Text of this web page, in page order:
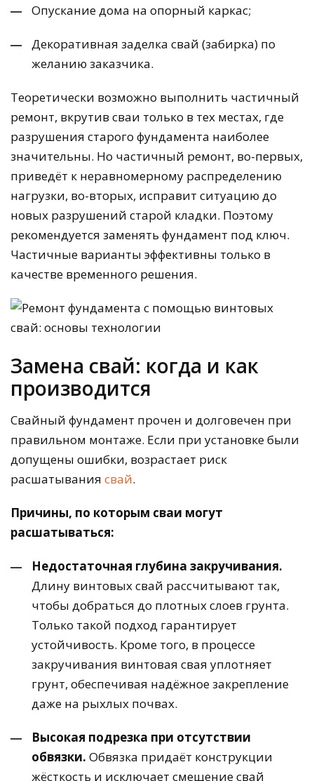
Опускание дома на опорный каркас;
Декоративная заделка свай (забирка) по
желанию заказчика.
Теоретически возможно выполнить частичный
ремонт, вкрутив сваи только в тех местах, где
разрушения старого фундамента наиболее
значительны. Но частичный ремонт, во-первых,
приведёт к неравномерному распределению
нагрузки, во-вторых, исправит ситуацию до
новых разрушений старой кладки. Поэтому
рекомендуется заменять фундамент под ключ.
Частичные варианты эффективны только в
качестве временного решения.
Замена свай: когда и как
производится
Свайный фундамент прочен и долговечен при
правильном монтаже. Если при установке были
допущены ошибки, возрастает риск
расшатывания свай.
Причины, по которым сваи могут
расшатываться:
Недостаточная глубина закручивания.
Длину винтовых свай рассчитывают так,
чтобы добраться до плотных слоев грунта.
Только такой подход гарантирует
устойчивость. Кроме того, в процессе
закручивания винтовая свая уплотняет
грунт, обеспечивая надёжное закрепление
даже на рыхлых почвах.
Высокая подрезка при отсутствии
обвязки. Обвязка придаёт конструкции
жёсткость и исключает смещение свай